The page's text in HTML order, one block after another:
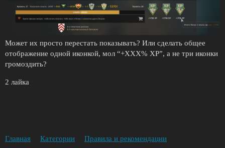
Может их просто перестать показывать? Или сделать общее
отображение одной иконкой, мол “+XXX% XP”, а не три иконки
громоздить?
2 лайка
Главная Категории Правила и рекомендации